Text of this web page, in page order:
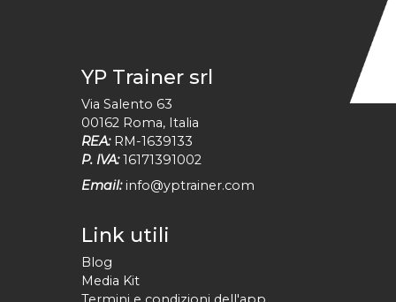
YP Trainer srl
Via Salento 63
00162 Roma, Italia
REA: RM-1639133
P. IVA: 16171391002
Email: info@yptrainer.com
Link utili
Blog
Media Kit